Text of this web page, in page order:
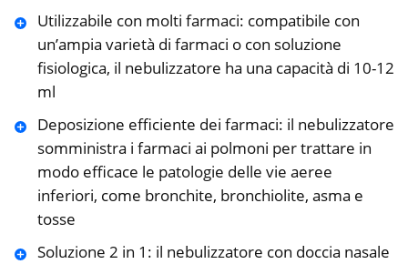
Utilizzabile con molti farmaci: compatibile con
un’ampia varietà di farmaci o con soluzione
fisiologica, il nebulizzatore ha una capacità di 10-12
ml
Deposizione efficiente dei farmaci: il nebulizzatore
somministra i farmaci ai polmoni per trattare in
modo efficace le patologie delle vie aeree
inferiori, come bronchite, bronchiolite, asma e
tosse
Soluzione 2 in 1: il nebulizzatore con doccia nasale